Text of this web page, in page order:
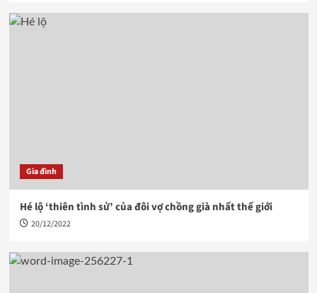
Gia đình
Hé lộ ‘thiên tình sử’ của đôi vợ chồng già nhất thế giới
20/12/2022